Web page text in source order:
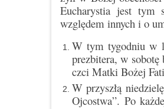
Eucharystia jest tym
względem innych i o
W tym tygodniu w
prezbitera, w
czci Matki Bożej
W przyszłą
Ojcostwa”. Po